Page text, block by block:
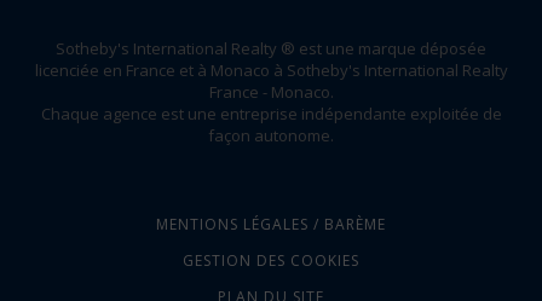
Sotheby's International Realty ® est une marque déposée
licenciée en France et à Monaco à Sotheby's International Realty
France - Monaco.
Chaque agence est une entreprise indépendante exploitée de
façon autonome.
MENTIONS LÉGALES / BARÈME
GESTION DES COOKIES